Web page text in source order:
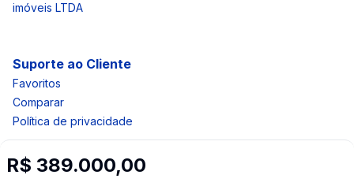
R$ 389.000,00
imóveis LTDA
Suporte ao Cliente
Favoritos
Comparar
Política de privacidade